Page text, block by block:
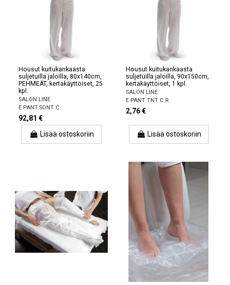
Housut kuitukankaasta
suljetuilla jaloilla, 80x140cm,
PEHMEÄT, kertakäyttöiset, 25
kpl.
SALON LINE
E PANT.SONT C
92,81 €
Lisää ostoskoriin
Housut kuitukankaasta
suljetuilla jaloilla, 90x150cm,
kertakäyttöiset, 1 kpl.
SALON LINE
E PANT TNT C R
2,76 €
Lisää ostoskoriin